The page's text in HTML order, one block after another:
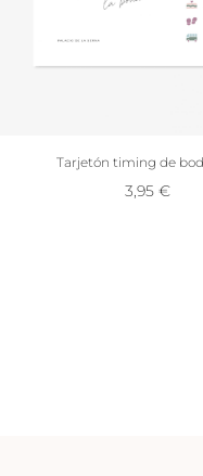
Tarjetón timing de
3,95 €